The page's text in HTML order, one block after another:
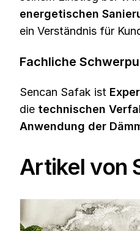
energetischen
ein Verständnis für
Fachliche
Sencan Safak ist
die technischen
Anwendung der
Artikel von